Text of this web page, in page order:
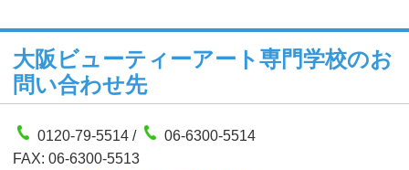
大阪ビューティーアート専門学校のお
問い合わせ先
0120-79-5514 /
06-6300-5514
FAX: 06-6300-5513